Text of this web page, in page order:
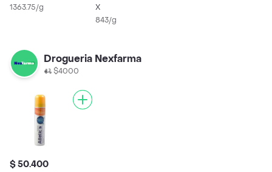
1363.75/g
X
843/g
Drogueria Nexfarma
$4000
$ 50.400